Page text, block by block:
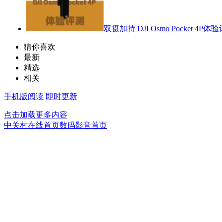
双摄加持 DJI Osmo Pocket 4P体验
猜你喜欢
最新
精选
相关
手机版阅读 即时更新
点击加载更多内容
中关村在线首页数码影音首页